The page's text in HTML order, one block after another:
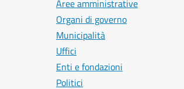
Aree amministrative
Organi di governo
Municipalità
Uffici
Enti e fondazioni
Politici